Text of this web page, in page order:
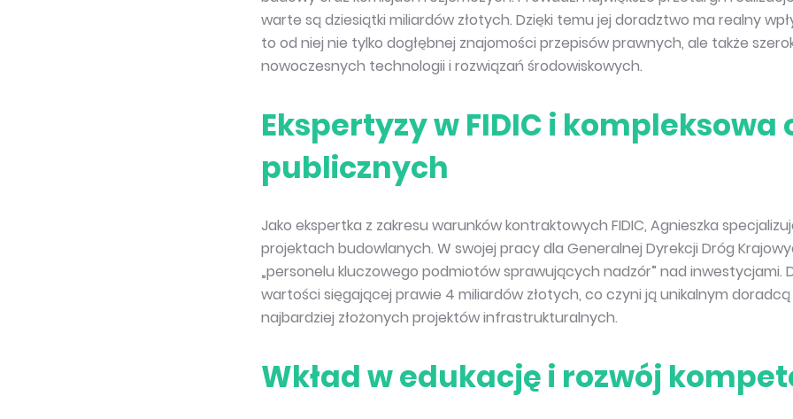
warte są dziesiątki miliardów złotych. Dzięki temu jej doradztwo ma realny
to od niej nie tylko dogłębnej znajomości przepisów prawnych, ale także
nowoczesnych technologii i rozwiązań środowiskowych.
Ekspertyzy w FIDIC i
publicznych
Jako ekspertka z zakresu warunków kontraktowych FIDIC, Agnieszka
projektach budowlanych. W swojej pracy dla Generalnej Dyrekcji Dróg
„personelu kluczowego podmiotów sprawujących nadzór” nad inwestycjami.
wartości sięgającej prawie 4 miliardów złotych, co czyni ją unikalnym
najbardziej złożonych projektów infrastrukturalnych.
Wkład w edukację i rozwój